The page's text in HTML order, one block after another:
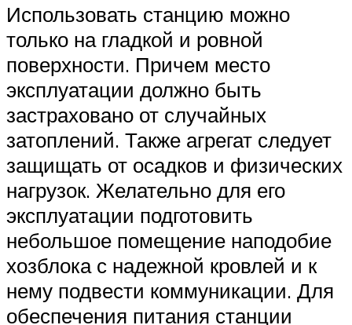
Использовать станцию можно
только на гладкой и ровной
поверхности. Причем место
эксплуатации должно быть
застраховано от случайных
затоплений. Также агрегат следует
защищать от осадков и физических
нагрузок. Желательно для его
эксплуатации подготовить
небольшое помещение наподобие
хозблока с надежной кровлей и к
нему подвести коммуникации. Для
обеспечения питания станции